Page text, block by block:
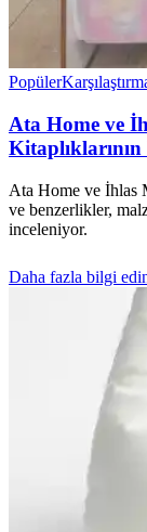
Popüler
Ata Home ve
Kitaplıklarının
Ata Home ve İhlas
ve benzerlikler,
inceleniyor.
Daha fazla bilgi